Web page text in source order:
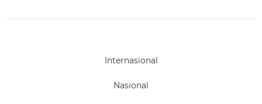
Internasional
Nasional